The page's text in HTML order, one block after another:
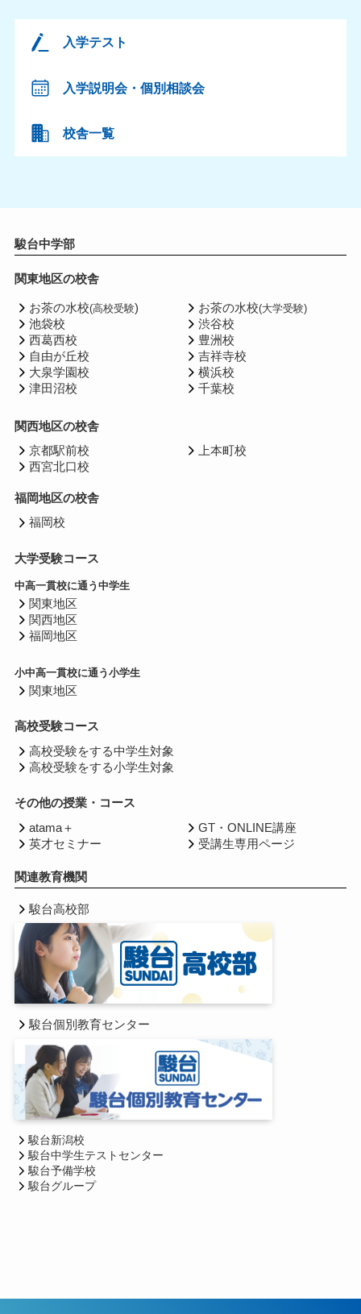
入学テスト
入学説明会・個別相談会
校舎一覧
駿台中学部
関東地区の校舎
お茶の水校(高校受験)
池袋校
西葛西校
自由が丘校
大泉学園校
津田沼校
お茶の水校(大学受験)
渋谷校
豊洲校
吉祥寺校
横浜校
千葉校
関西地区の校舎
京都駅前校
西宮北口校
上本町校
福岡地区の校舎
福岡校
大学受験コース
中高一貫校に通う中学生
関東地区
関西地区
福岡地区
小中高一貫校に通う小学生
関東地区
高校受験コース
高校受験をする中学生対象
高校受験をする小学生対象
その他の授業・コース
atama＋
英才セミナー
GT・ONLINE講座
受講生専用ページ
関連教育機関
駿台高校部
駿台個別教育センター
駿台新潟校
駿台中学生テストセンター
駿台予備学校
駿台グループ